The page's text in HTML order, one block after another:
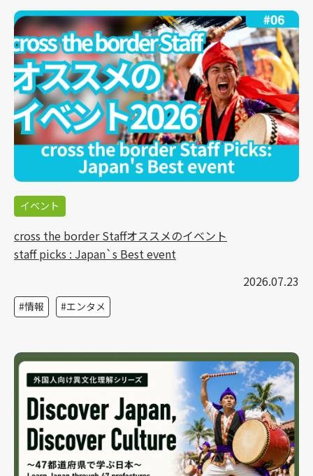
イベント
cross the border Staffオススメのイベント
staff picks : Japan`s Best event
2026.07.23
情報 エンタメ